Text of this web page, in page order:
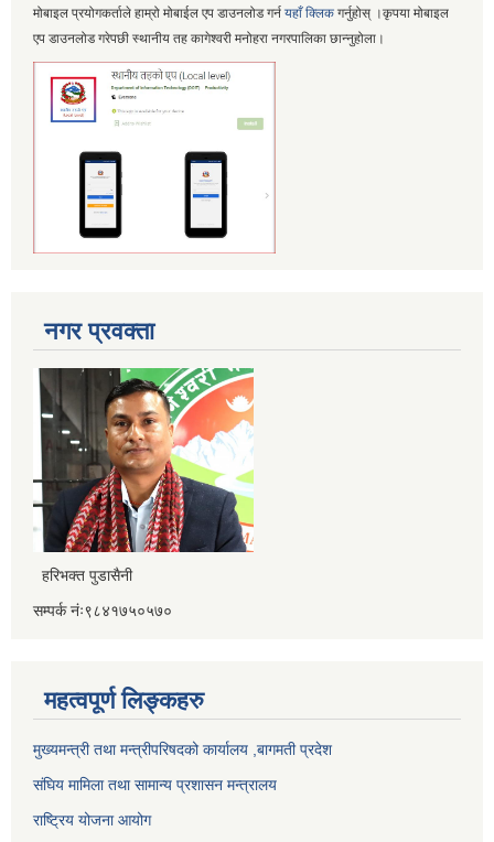
मोबाइल प्रयोगकर्ताले हाम्रो मोबाईल एप डाउनलोड गर्न यहाँ क्लिक गर्नुहोस् ।कृपया मोबाइल
एप डाउनलोड गरेपछी स्थानीय तह कागेश्वरी मनोहरा नगरपालिका छान्नुहोला।
नगर प्रवक्ता
हरिभक्त पुडासैनी
सम्पर्क नंः९८४१७५०५७०
महत्वपूर्ण लिङ्कहरु
मुख्यमन्त्री तथा मन्त्रीपरिषदको कार्यालय ,बागमती प्रदेश
संघिय मामिला तथा सामान्य प्रशासन मन्त्रालय
राष्ट्रिय योजना आयोग